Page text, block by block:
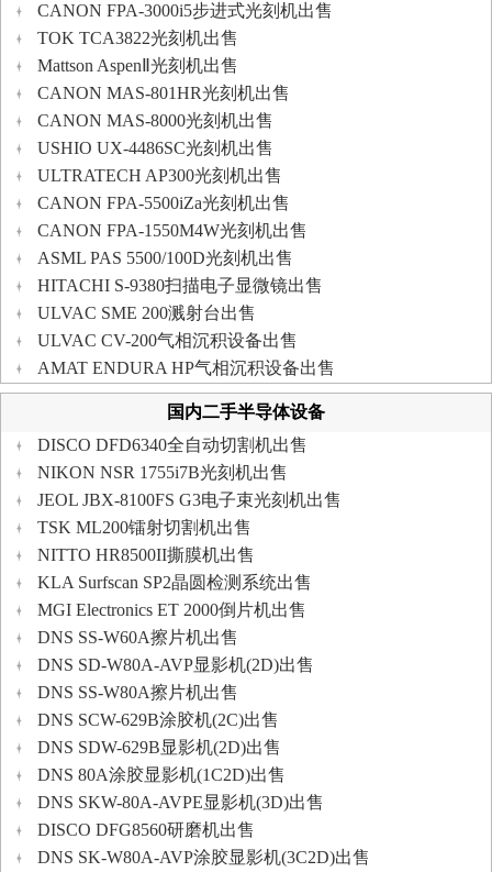
CANON FPA-3000i5步进式光刻机出售
TOK TCA3822光刻机出售
Mattson AspenⅡ光刻机出售
CANON MAS-801HR光刻机出售
CANON MAS-8000光刻机出售
USHIO UX-4486SC光刻机出售
ULTRATECH AP300光刻机出售
CANON FPA-5500iZa光刻机出售
CANON FPA-1550M4W光刻机出售
ASML PAS 5500/100D光刻机出售
HITACHI S-9380扫描电子显微镜出售
ULVAC SME 200溅射台出售
ULVAC CV-200气相沉积设备出售
AMAT ENDURA HP气相沉积设备出售
国内二手半导体设备
DISCO DFD6340全自动切割机出售
NIKON NSR 1755i7B光刻机出售
JEOL JBX-8100FS G3电子束光刻机出售
TSK ML200镭射切割机出售
NITTO HR8500II撕膜机出售
KLA Surfscan SP2晶圆检测系统出售
MGI Electronics ET 2000倒片机出售
DNS SS-W60A擦片机出售
DNS SD-W80A-AVP显影机(2D)出售
DNS SS-W80A擦片机出售
DNS SCW-629B涂胶机(2C)出售
DNS SDW-629B显影机(2D)出售
DNS 80A涂胶显影机(1C2D)出售
DNS SKW-80A-AVPE显影机(3D)出售
DISCO DFG8560研磨机出售
DNS SK-W80A-AVP涂胶显影机(3C2D)出售